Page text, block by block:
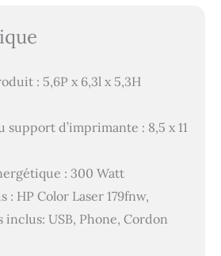
: 5,6P x 6,3l x 5,3H
support d’imprimante : 8,5 x 11
: 300 Watt
: HP Color Laser 179fnw,
inclus: USB, Phone, Cordon